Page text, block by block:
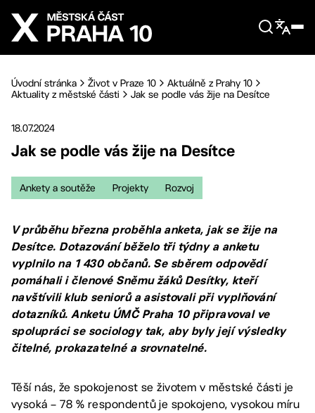
Přejít na hlavní obsah
Úvodní stránka Život v Praze 10
Aktuálně z Prahy 10
Aktuality z městské části
Jak se podle vás žije na Desítce
18.07.2024
Jak se podle vás žije na Desítce
Ankety a soutěže Projekty Rozvoj
V průběhu března proběhla anketa, jak se žije na
Desítce. Dotazování běželo tři týdny a anketu
vyplnilo na 1 430 občanů. Se sběrem odpovědí
pomáhali i členové Sněmu žáků Desítky, kteří
navštívili klub seniorů a asistovali při vyplňování
dotazníků. Anketu ÚMČ Praha 10 připravoval ve
spolupráci se sociology tak, aby byly její výsledky
čitelné, prokazatelné a srovnatelné.
Těší nás, že spokojenost se životem v městské části je
vysoká – 78 % respondentů je spokojeno, vysokou míru